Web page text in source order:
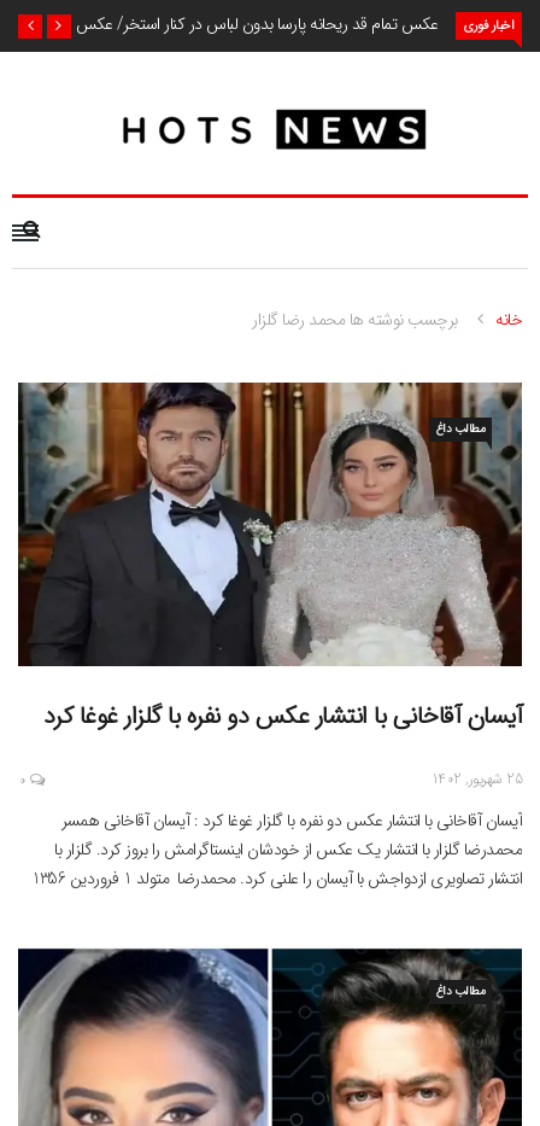
اخبار فوری عکس تمام قد ریحانه پارسا بدون لباس در کنار استخر/ عکس
خانه برچسب نوشته ها محمد رضا گلزار
مطالب داغ
آیسان آقاخانی با انتشار عکس دو نفره با گلزار غوغا کرد
25 شهریور, 1402 0
آیسان آقاخانی با انتشار عکس دو نفره با گلزار غوغا کرد : آیسان آقاخانی همسر
محمدرضا گلزار با انتشار یک عکس از خودشان اینستاگرامش را بروز کرد. گلزار با
انتشار تصاویری ازدواجش با آیسان را علنی کرد. محمدرضا متولد 1 فروردین 1356
مطالب داغ